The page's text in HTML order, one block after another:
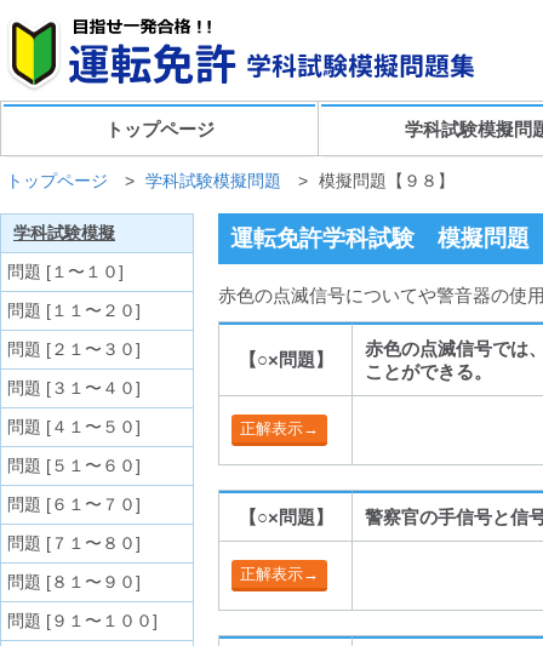
トップページ 学科試験模擬問
トップページ > 学科試験模擬問題 > 模擬問題【９８】
運転免許学科試験 模擬問題
赤色の点滅信号についてや警音器の使
【○×問題】
赤色の点滅信号では
ことができる。
【○×問題】 警察官の手信号と信
学科試験模擬
問題 [１〜１０]
問題 [１１〜２０]
問題 [２１〜３０]
問題 [３１〜４０]
問題 [４１〜５０]
問題 [５１〜６０]
問題 [６１〜７０]
問題 [７１〜８０]
問題 [８１〜９０]
問題 [９１〜１００]